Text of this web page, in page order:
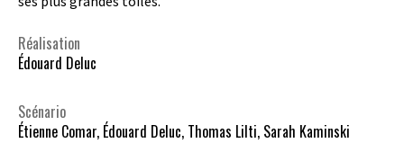
Réalisation
Édouard Deluc
Scénario
Étienne Comar, Édouard Deluc, Thomas Lilti, Sarah Kaminski